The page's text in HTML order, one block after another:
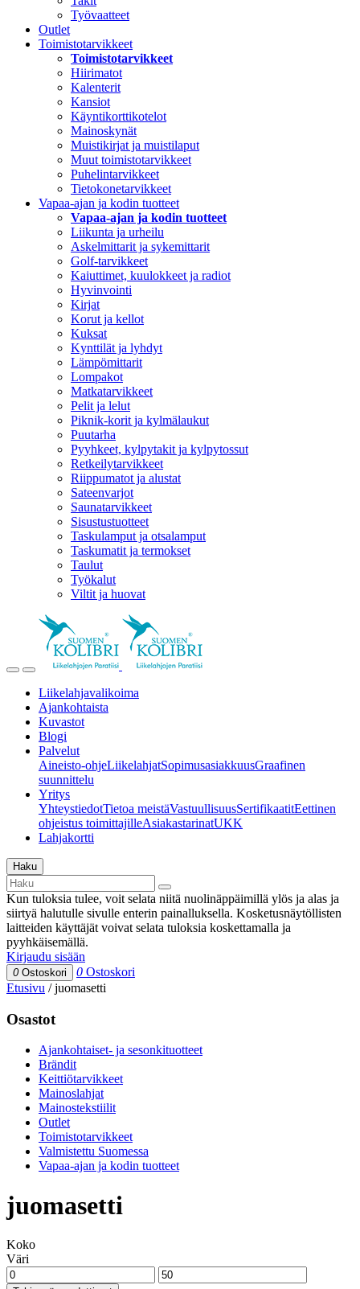
Työvaatteet
Outlet
Toimistotarvikkeet
Toimistotarvikkeet
Hiirimatot
Kalenterit
Kansiot
Käyntikorttikotelot
Mainoskynät
Muistikirjat ja muistilaput
Muut toimistotarvikkeet
Puhelintarvikkeet
Tietokonetarvikkeet
Vapaa-ajan ja kodin tuotteet
Vapaa-ajan ja kodin tuotteet
Liikunta ja urheilu
Askelmittarit ja sykemittarit
Golf-tarvikkeet
Kaiuttimet, kuulokkeet ja radiot
Hyvinvointi
Kirjat
Korut ja kellot
Kuksat
Kynttilät ja lyhdyt
Lämpömittarit
Lompakot
Matkatarvikkeet
Pelit ja lelut
Piknik-korit ja kylmälaukut
Puutarha
Pyyhkeet, kylpytakit ja kylpytossut
Retkeilytarvikkeet
Riippumatot ja alustat
Sateenvarjot
Saunatarvikkeet
Sisustustuotteet
Taskulamput ja otsalamput
Taskumatit ja termokset
Taulut
Työkalut
Viltit ja huovat
Liikelahjavalikoima
Ajankohtaista
Kuvastot
Blogi
Palvelut
Aineisto-ohjeLiikelahjatSopimusasiakkuusGraafinen
suunnittelu
Yritys
YhteystiedotTietoa meistäVastuullisuusSertifikaatitEettinen
ohjeistus toimittajilleAsiakastarinatUKK
Lahjakortti
Haku
Kun tuloksia tulee, voit selata niitä nuolinäppäimillä ylös ja alas ja
siirtyä halutulle sivulle enterin painalluksella. Kosketusnäytöllisten
laitteiden käyttäjät voivat selata tuloksia koskettamalla ja
pyyhkäisemällä.
Kirjaudu sisään
0 Ostoskori 0 Ostoskori
Etusivu /juomasetti
Osastot
Ajankohtaiset- ja sesonkituotteet
Brändit
Keittiötarvikkeet
Mainoslahjat
Mainostekstiilit
Outlet
Toimistotarvikkeet
Valmistettu Suomessa
Vapaa-ajan ja kodin tuotteet
juomasetti
Koko
Väri